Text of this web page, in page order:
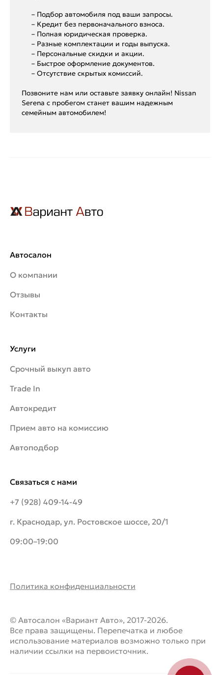
– Подбор автомобиля под ваши запросы.
– Кредит без первоначального взноса.
– Полная юридическая проверка.
– Разные комплектации и годы выпуска.
– Персональные скидки и акции.
– Быстрое оформление документов.
– Отсутствие скрытых комиссий.
Позвоните нам или оставьте заявку онлайн! Nissan
Serena с пробегом станет вашим надежным
семейным автомобилем!
Автосалон
О компании
Отзывы
Контакты
Связаться с нами
+7 (928) 409-14-49
г. Краснодар, ул. Ростовское шоссе, 20/1
09:00–19:00
Услуги
Срочный выкуп авто
Trade In
Автокредит
Прием авто на комиссию
Автоподбор
Политика конфиденциальности
© Автосалон «Вариант Авто», 2017-2026.
Все права защищены. Перепечатка и любое
использование материалов возможно только при
наличии ссылки на первоисточник.